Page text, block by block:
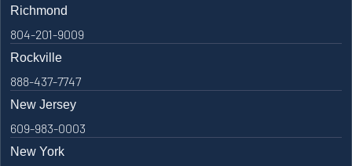
Richmond
804-201-9009
Rockville
888-437-7747
New Jersey
609-983-0003
New York